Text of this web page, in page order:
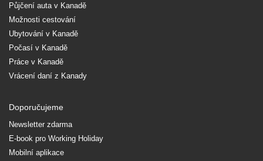
Půjčení auta v Kanadě
Možnosti cestování
Ubytování v Kanadě
Počasí v Kanadě
Práce v Kanadě
Vrácení daní z Kanady
Doporučujeme
Newsletter zdarma
E-book pro Working Holiday
Mobilní aplikace